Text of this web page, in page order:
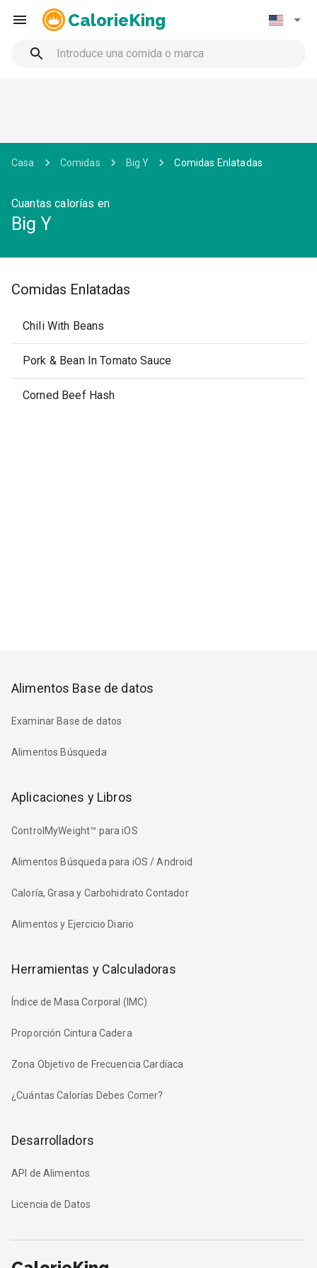
CalorieKing
Casa Comidas Big Y Comidas Enlatadas
Cuantas calorías en
Big Y
Comidas Enlatadas
Chili With Beans
Pork & Bean In Tomato Sauce
Corned Beef Hash
Alimentos Base de datos
Examinar Base de datos
Alimentos Búsqueda
Aplicaciones y Libros
ControlMyWeight™ para iOS
Alimentos Búsqueda para iOS / Android
Caloría, Grasa y Carbohidrato Contador
Alimentos y Ejercicio Diario
Herramientas y Calculadoras
Índice de Masa Corporal (IMC)
Proporción Cintura Cadera
Zona Objetivo de Frecuencia Cardíaca
¿Cuántas Calorías Debes Comer?
Desarrolladors
API de Alimentos
Licencia de Datos